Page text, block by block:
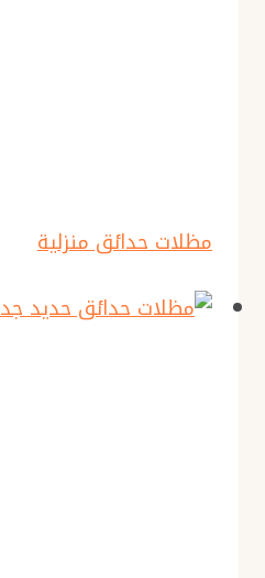
مظلات حدائق منزلية